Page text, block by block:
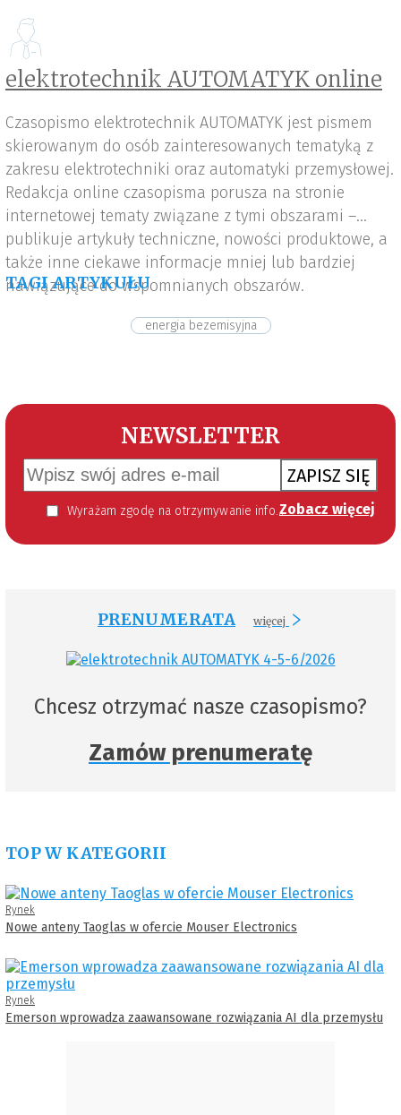
elektrotechnik AUTOMATYK online
Czasopismo elektrotechnik AUTOMATYK jest pismem
skierowanym do osób zainteresowanych tematyką z
zakresu elektrotechniki oraz automatyki przemysłowej.
Redakcja online czasopisma porusza na stronie
internetowej tematy związane z tymi obszarami –
publikuje artykuły techniczne, nowości produktowe, a
także inne ciekawe informacje mniej lub bardziej
nawiązujące do wspomnianych obszarów.
TAGI ARTYKUŁU
energia bezemisyjna
NEWSLETTER
ZAPISZ SIĘ
Wyrażam zgodę na otrzymywanie informacji handlowej kierowanej do mnie za pomocą środków komunikacji elektronicznej w szczególności poczty elektronicznej zgodnie z przepisem art. 10 ust 2 ustawy z dnia 18 lipca 2002 roku o świadczeniu usług drogą elektroniczną (Dz. U. 144 z 2002 r. poz. 1204). Zgoda jest dobrowolna, jednak jej wyrażenie jest konieczne, aby otrzymywać newsletter. Zobacz więcej
PRENUMERATA więcej
Chcesz otrzymać nasze czasopismo?
Zamów prenumeratę
TOP W KATEGORII
Rynek
Nowe anteny Taoglas w ofercie Mouser Electronics
Rynek
Emerson wprowadza zaawansowane rozwiązania AI dla przemysłu